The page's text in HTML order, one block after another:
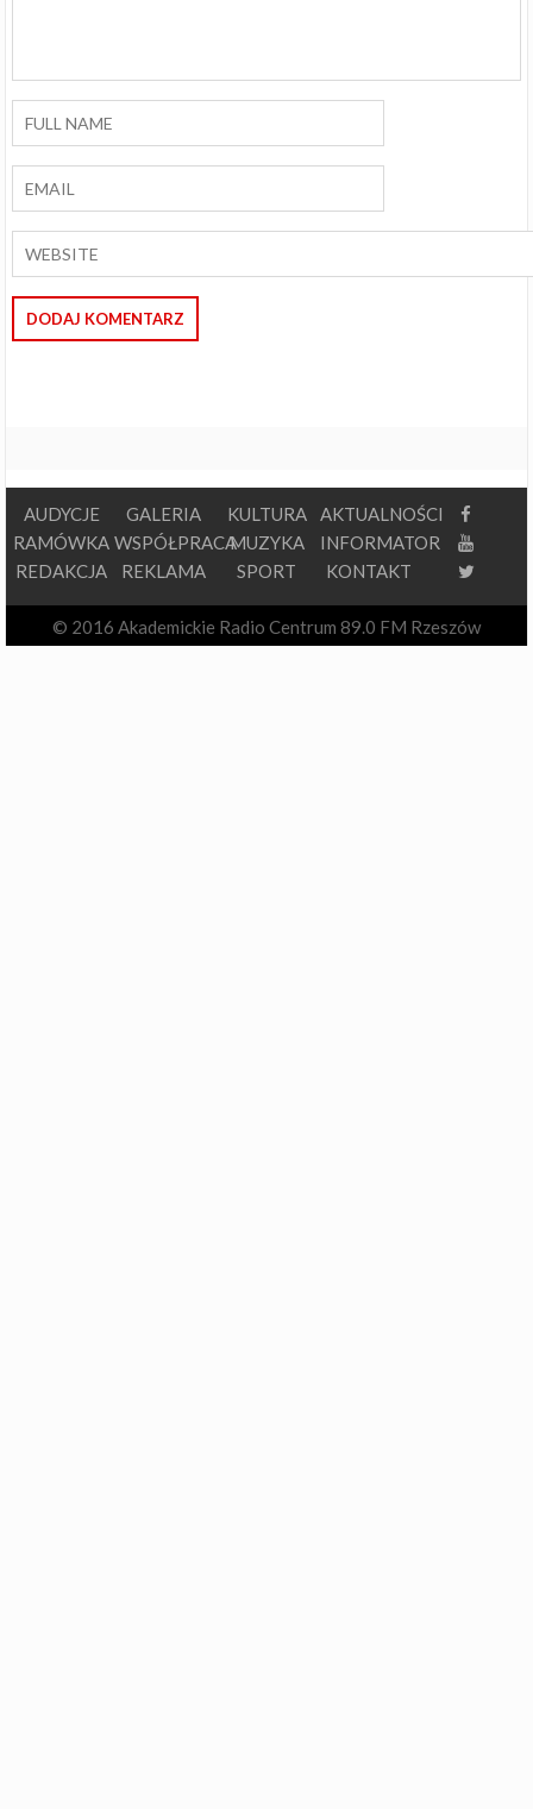
AUDYCJE
RAMÓWKA
REDAKCJA
GALERIA
WSPÓŁPRACA
REKLAMA
KULTURA
MUZYKA
SPORT
AKTUALNOŚCI
INFORMATOR
KONTAKT
© 2016 Akademickie Radio Centrum 89.0 FM Rzeszów